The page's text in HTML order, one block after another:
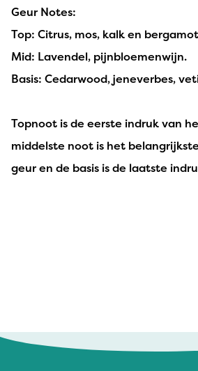
Geur Notes:
Top: Citrus, mos, kalk en bergamot
Mid: Lavendel, pijnbloemenwijn.
Basis: Cedarwood, jeneverbes,
Topnoot is de eerste indruk van
middelste noot is het
geur en de basis is de laatste
Helemaal weg van